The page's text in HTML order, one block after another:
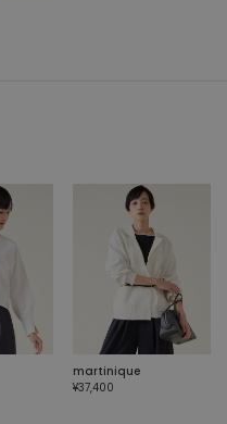
martinique
¥37,400